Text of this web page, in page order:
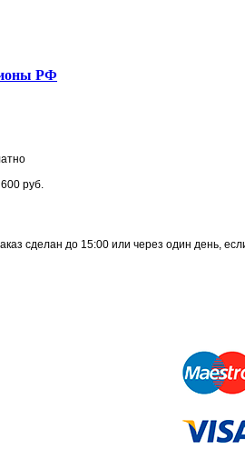
РФ
руб.
сделан до 15:00 или через один день,